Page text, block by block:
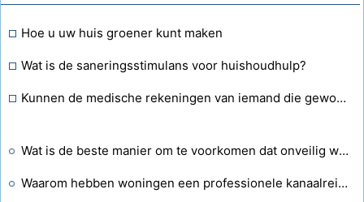
Hoe u uw huis groener kunt maken
Wat is de saneringsstimulans voor huishoudhulp?
Kunnen de medische rekeningen van iemand die gewond is geraakt op uw eigendom worden gedekt door de huiseigenarenverzekering?
Wat is de beste manier om te voorkomen dat onveilig water in de drinkwatervoorraden terechtkomt?
Waarom hebben woningen een professionele kanaalreiniging nodig?